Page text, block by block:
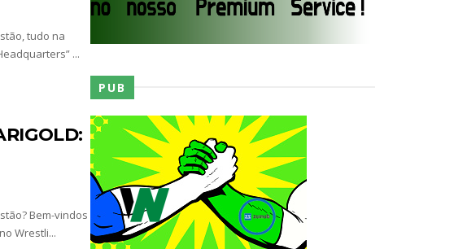
Bella após lesão grave no ombro
tudo na
...
Bem-vindos
Wrestli...
PUB